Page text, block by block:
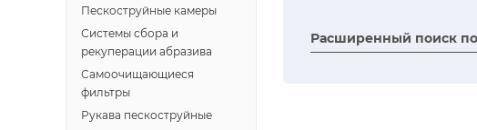
Расширенный поиск
Пескоструйные камеры
Системы сбора и
рекуперации абразива
Самоочищающиеся
фильтры
Рукава пескоструйные